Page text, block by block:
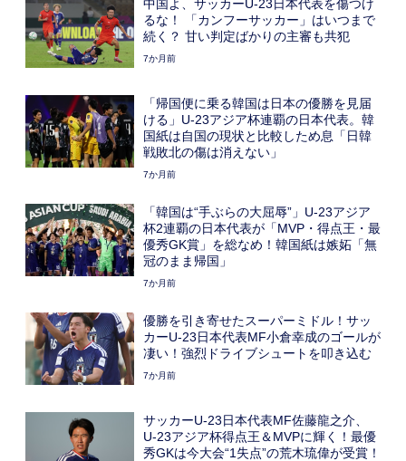
中国よ、サッカーU-23日本代表を傷つけ
るな！ 「カンフーサッカー」はいつまで
続く？ 甘い判定ばかりの主審も共犯
7か月前
「帰国便に乗る韓国は日本の優勝を見届
ける」U-23アジア杯連覇の日本代表。韓
国紙は自国の現状と比較しため息「日韓
戦敗北の傷は消えない」
7か月前
「韓国は“手ぶらの大屈辱”」U-23アジア
杯2連覇の日本代表が「MVP・得点王・最
優秀GK賞」を総なめ！韓国紙は嫉妬「無
冠のまま帰国」
7か月前
優勝を引き寄せたスーパーミドル！サッ
カーU-23日本代表MF小倉幸成のゴールが
凄い！強烈ドライブシュートを叩き込む
7か月前
サッカーU-23日本代表MF佐藤龍之介、
U-23アジア杯得点王＆MVPに輝く！最優
秀GKは今大会“1失点”の荒木琉偉が受賞！